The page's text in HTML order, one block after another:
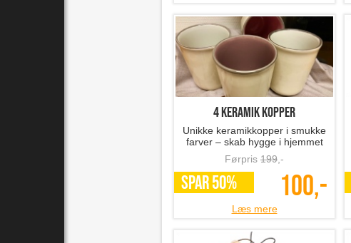
4 keramik kopper
Unikke keramikkopper i smukke
farver – skab hygge i hjemmet
Førpris 199 ,-
SPAR 50% 100,-
Læs mere